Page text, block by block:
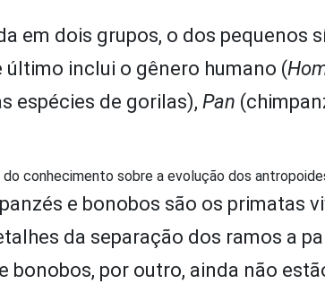
em dois grupos, o dos pequenos
inclui o gênero humano (
espécies de gorilas), Pan
conhecimento sobre a evolução dos
e bonobos são os primatas
da separação dos ramos a
bonobos, por outro, ainda não